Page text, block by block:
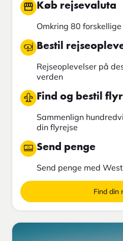
Køb rejsevaluta
Omkring 80
Bestil
Rejseoplevelser på
verden
Find og bestil
Sammenlign
din flyrejse
Send penge
Send penge med
Find din